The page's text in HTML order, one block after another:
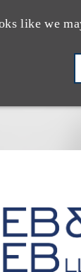
like we